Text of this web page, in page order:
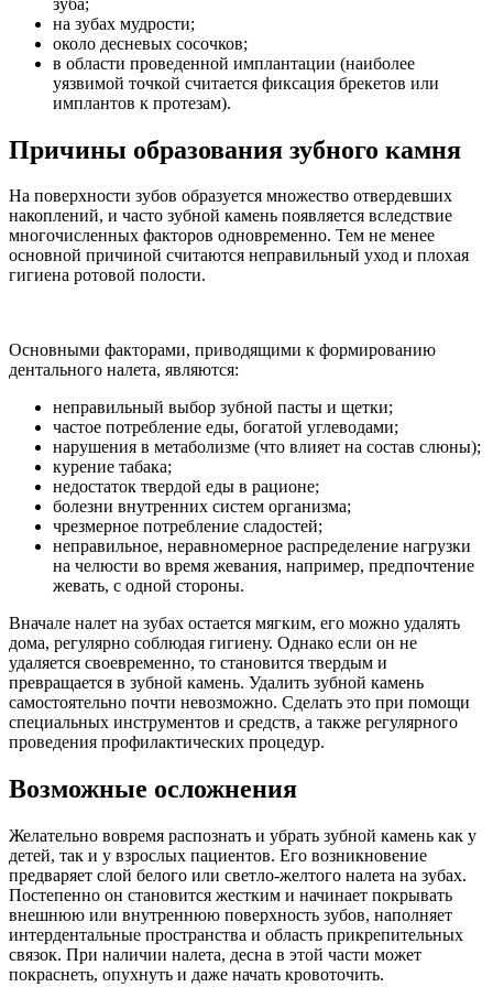
на зубах мудрости;
около десневых сосочков;
в области проведенной имплантации (наиболее
уязвимой точкой считается фиксация брекетов или
имплантов к протезам).
Причины образования зубного камня
На поверхности зубов образуется множество отвердевших
накоплений, и часто зубной камень появляется вследствие
многочисленных факторов одновременно. Тем не менее
основной причиной считаются неправильный уход и плохая
гигиена ротовой полости.
Основными факторами, приводящими к формированию
дентального налета, являются:
неправильный выбор зубной пасты и щетки;
частое потребление еды, богатой углеводами;
нарушения в метаболизме (что влияет на состав слюны);
курение табака;
недостаток твердой еды в рационе;
болезни внутренних систем организма;
чрезмерное потребление сладостей;
неправильное, неравномерное распределение нагрузки
на челюсти во время жевания, например, предпочтение
жевать, с одной стороны.
Вначале налет на зубах остается мягким, его можно удалять
дома, регулярно соблюдая гигиену. Однако если он не
удаляется своевременно, то становится твердым и
превращается в зубной камень. Удалить зубной камень
самостоятельно почти невозможно. Сделать это при помощи
специальных инструментов и средств, а также регулярного
проведения профилактических процедур.
Возможные осложнения
Желательно вовремя распознать и убрать зубной камень как у
детей, так и у взрослых пациентов. Его возникновение
предваряет слой белого или светло-желтого налета на зубах.
Постепенно он становится жестким и начинает покрывать
внешнюю или внутреннюю поверхность зубов, наполняет
интердентальные пространства и область прикрепительных
связок. При наличии налета, десна в этой части может
покраснеть, опухнуть и даже начать кровоточить.